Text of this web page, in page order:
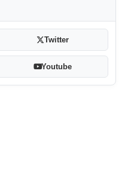
Twitter
Youtube